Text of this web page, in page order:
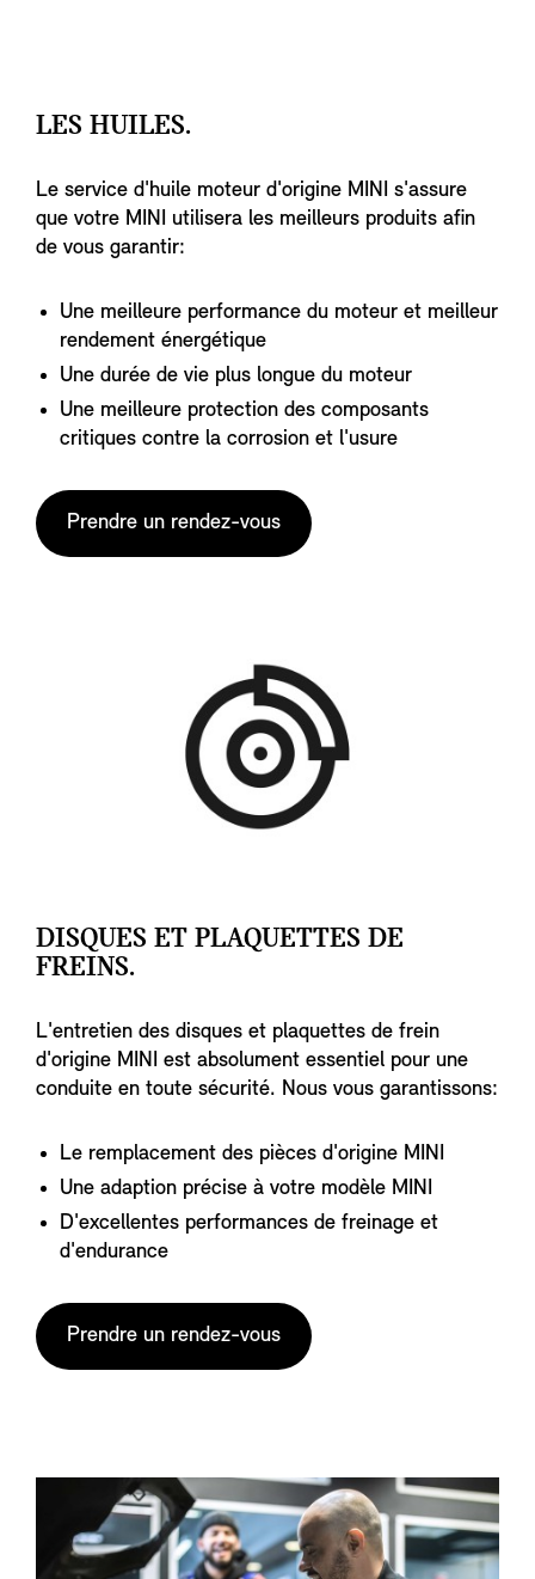
LES HUILES.
Le service d'huile moteur d'origine MINI s'assure
que votre MINI utilisera les meilleurs produits afin
de vous garantir:
Une meilleure performance du moteur et meilleur
rendement énergétique
Une durée de vie plus longue du moteur
Une meilleure protection des composants
critiques contre la corrosion et l'usure
Prendre un rendez-vous
DISQUES ET PLAQUETTES DE
FREINS.
L'entretien des disques et plaquettes de frein
d'origine MINI est absolument essentiel pour une
conduite en toute sécurité. Nous vous garantissons:
Le remplacement des pièces d'origine MINI
Une adaption précise à votre modèle MINI
D'excellentes performances de freinage et
d'endurance
Prendre un rendez-vous